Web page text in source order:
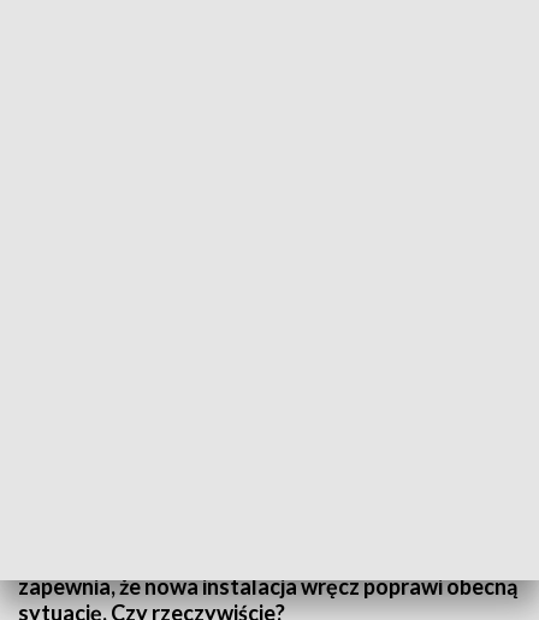
zapewnia, że nowa instalacja wręcz poprawi obecną
sytuację. Czy rzeczywiście?